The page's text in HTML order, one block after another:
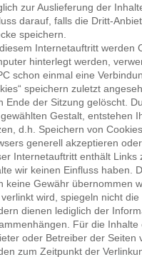
zur Auslieferung der
darauf, falls die Dritt-
speichern.
Internetauftritt werden
hinterlegt werden,
schon einmal eine
speichern zuletzt
Ende der Sitzung gelöscht.
Gestalt, entstehen
d.h. Speichern von
generell akzeptieren
Internetauftritt enthält
wir keinen Einfluss haben.
keine Gewähr übernommen
verlinkt wird, spiegeln nicht
dienen lediglich der
Für die
oder Betreiber der Seiten
zum Zeitpunkt der